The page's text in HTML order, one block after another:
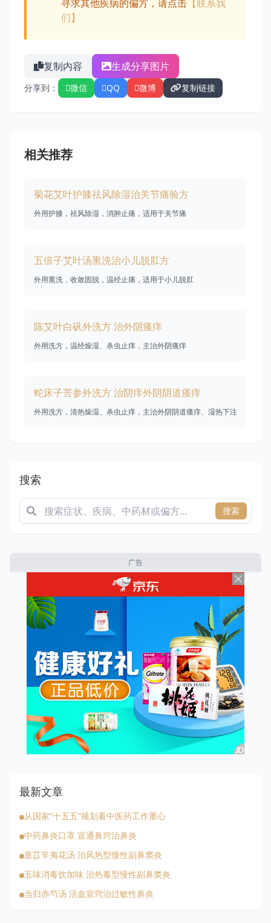
寻求其他疾病的偏方，请点击 【联系我
们】
复制内容 生成分享图片
分享到： 微信 QQ 微博 复制链接
相关推荐
菊花艾叶护膝祛风除湿治关节痛验方
外用护膝，祛风除湿，消肿止痛，适用于关节痛
五倍子艾叶汤熏洗治小儿脱肛方
外用熏洗，收敛固脱，温经止痛，适用于小儿脱肛
陈艾叶白矾外洗方 治外阴瘙痒
外用洗方，温经燥湿、杀虫止痒，主治外阴瘙痒
蛇床子苦参外洗方 治阴痒外阴阴道瘙痒
外用洗方，清热燥湿、杀虫止痒，主治外阴阴道瘙痒、湿热下注
搜索
搜索
广告
最新文章
从国家“十五五”规划看中医药工作重心
中药鼻炎口罩 宣通鼻窍治鼻炎
薏苡辛夷花汤 治风热型慢性副鼻窦炎
五味消毒饮加味 治热毒型慢性副鼻窦炎
当归赤芍汤 活血宣窍治过敏性鼻炎